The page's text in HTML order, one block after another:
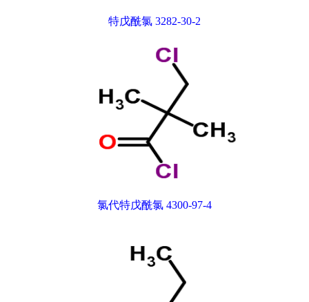
特戊酰氯 3282-30-2
氯代特戊酰氯 4300-97-4